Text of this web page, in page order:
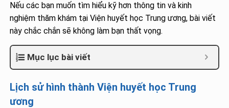
Nếu các bạn muốn tìm hiểu kỹ hơn thông tin và kinh
nghiệm thăm khám tại Viện huyết học Trung ương, bài viết
này chắc chắn sẽ không làm bạn thất vọng.
Mục lục bài viết
Lịch sử hình thành Viện huyết học Trung
ương